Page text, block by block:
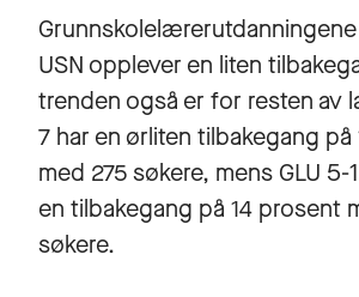
Grunnskolelærerutdanningene
USN opplever en liten
trenden også er for resten av
7 har en ørliten tilbakegang
med 275 søkere, mens GLU
en tilbakegang på 14 prosent
søkere.